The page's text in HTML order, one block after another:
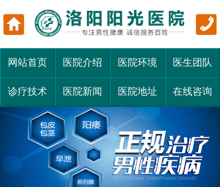
网站首页 医院介绍 医院环境 医生团队
诊疗技术 医院新闻 医院地址 在线咨询